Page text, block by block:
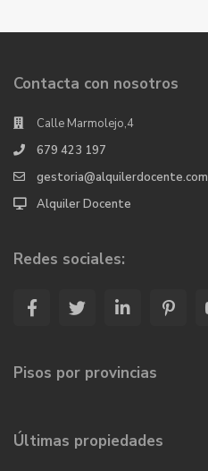
Contacta con nosotros
Calle Marmolejo,4
679 423 197
gestoria@alquilerdocente.com
Alquiler Docente
Redes sociales:
Pisos por provincias
Últimas propiedades